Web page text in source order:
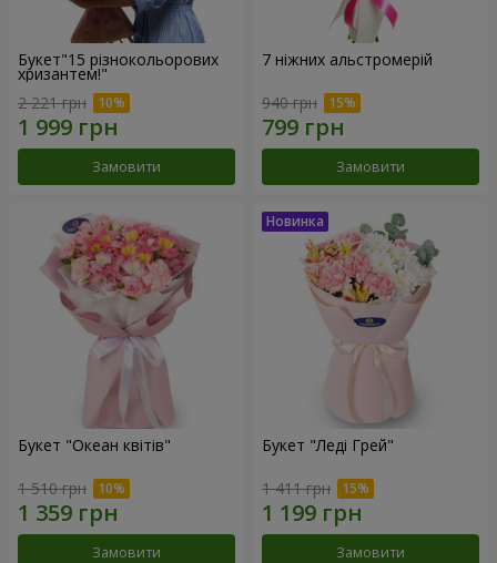
Букет"15 різнокольорових
хризантем!"
2 221 грн
Замовити
7 ніжних альстромерій
940 грн
Замовити
Букет "Океан квітів"
1 510 грн
Замовити
Букет "Леді Грей"
1 411 грн
Замовити